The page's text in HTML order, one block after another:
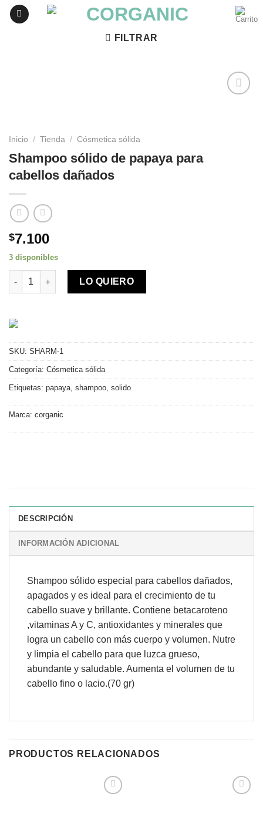
Skip
FILTRAR
Inicio / Tienda / Cósmetica sólida
Shampoo sólido de papaya para
cabellos dañados
$7.100
3 disponibles
Shampoo sólido de papaya para cabellos dañados cantidad
LO QUIERO
SKU: SHARM-1
Categoría: Cósmetica sólida
Etiquetas: papaya shampoo solido
Marca: corganic
DESCRIPCIÓN
INFORMACIÓN ADICIONAL
Shampoo sólido especial para cabellos dañados,
apagados y es ideal para el crecimiento de tu
cabello suave y brillante. Contiene betacaroteno
,vitaminas A y C, antioxidantes y minerales que
logra un cabello con más cuerpo y volumen. Nutre
y limpia el cabello para que luzca grueso,
abundante y saludable. Aumenta el volumen de tu
cabello fino o lacio.(70 gr)
PRODUCTOS RELACIONADOS